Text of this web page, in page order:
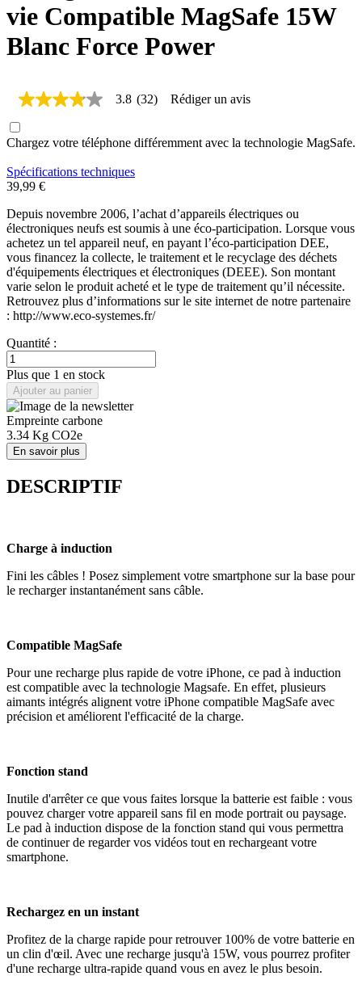
vie Compatible MagSafe 15W
Blanc Force Power
3.8
sur
5,
de
la
note
moyenne.
Read
32
Reviews.
Lien
sur
la
même
page.
3.8 (32) Rédiger un avis
Chargez votre téléphone différemment avec la technologie MagSafe.
Spécifications techniques
39,99 €
Depuis novembre 2006, l’achat d’appareils électriques ou
électroniques neufs est soumis à une éco-participation. Lorsque vous
achetez un tel appareil neuf, en payant l’éco-participation DEE,
vous financez la collecte, le traitement et le recyclage des déchets
d'équipements électriques et électroniques (DEEE). Son montant
varie selon le produit acheté et le type de traitement qu’il nécessite.
Retrouvez plus d’informations sur le site internet de notre partenaire
: http://www.eco-systemes.fr/
Quantité :
Plus que 1 en stock
Ajouter au panier
Empreinte carbone
3.34 Kg CO2e
En savoir plus
DESCRIPTIF
Charge à induction
Fini les câbles ! Posez simplement votre smartphone sur la base pour
le recharger instantanément sans câble.
Compatible MagSafe
Pour une recharge plus rapide de votre iPhone, ce pad à induction
est compatible avec la technologie Magsafe. En effet, plusieurs
aimants intégrés alignent votre iPhone compatible MagSafe avec
précision et améliorent l'efficacité de la charge.
Fonction stand
Inutile d'arrêter ce que vous faites lorsque la batterie est faible : vous
pouvez charger votre appareil sans fil en mode portrait ou paysage.
Le pad à induction dispose de la fonction stand qui vous permettra
de continuer de regarder vos vidéos tout en rechargeant votre
smartphone.
Rechargez en un instant
Profitez de la charge rapide pour retrouver 100% de votre batterie en
un clin d'œil. Avec une recharge jusqu'à 15W, vous pourrez profiter
d'une recharge ultra-rapide quand vous en avez le plus besoin.